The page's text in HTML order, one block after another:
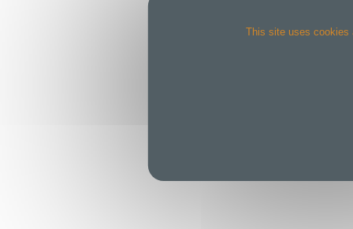
This site uses cookies